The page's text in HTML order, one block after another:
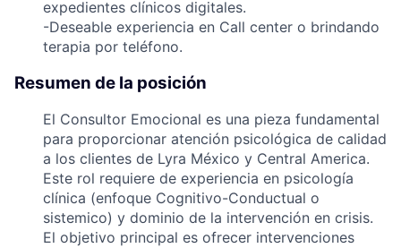
expedientes clínicos digitales.
-Deseable experiencia en Call center o brindando
terapia por teléfono.
Resumen de la posición
El Consultor Emocional es una pieza fundamental
para proporcionar atención psicológica de calidad
a los clientes de Lyra México y Central America.
Este rol requiere de experiencia en psicología
clínica (enfoque Cognitivo-Conductual o
sistemico) y dominio de la intervención en crisis.
El objetivo principal es ofrecer intervenciones